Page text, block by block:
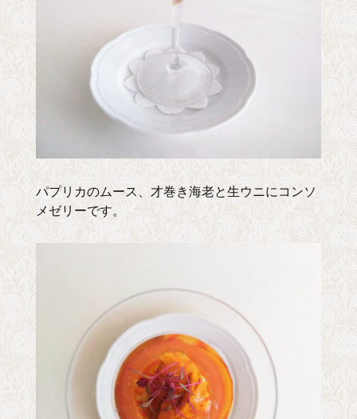
パプリカのムース、才巻き海老と生ウニにコンソ
メゼリーです。